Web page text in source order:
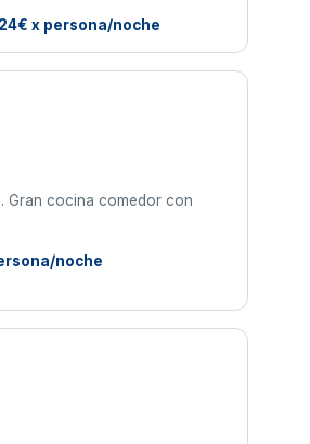
x persona/noche
Gran cocina comedor con
noche